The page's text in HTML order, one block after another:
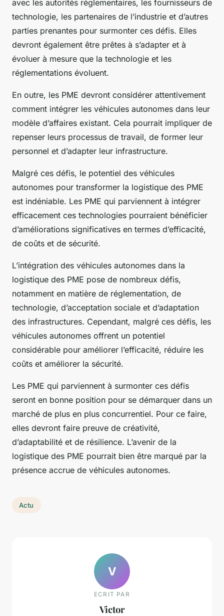
avec les autorités réglementaires, les fournisseurs de
technologie, les partenaires de l’industrie et d’autres
parties prenantes pour surmonter ces défis. Elles
devront également être prêtes à s’adapter et à
évoluer à mesure que la technologie et les
réglementations évoluent.
En outre, les PME devront considérer attentivement
comment intégrer les véhicules autonomes dans leur
modèle d’affaires existant. Cela pourrait impliquer de
repenser leurs processus de travail, de former leur
personnel et d’adapter leur infrastructure.
Malgré ces défis, le potentiel des véhicules
autonomes pour transformer la logistique des PME
est indéniable. Les PME qui parviennent à intégrer
efficacement ces technologies pourraient bénéficier
d’améliorations significatives en termes d’efficacité,
de coûts et de sécurité.
L’intégration des véhicules autonomes dans la
logistique des PME pose de nombreux défis,
notamment en matière de réglementation, de
technologie, d’acceptation sociale et d’adaptation
des infrastructures. Cependant, malgré ces défis, les
véhicules autonomes offrent un potentiel
considérable pour améliorer l’efficacité, réduire les
coûts et améliorer la sécurité.
Les PME qui parviennent à surmonter ces défis
seront en bonne position pour se démarquer dans un
marché de plus en plus concurrentiel. Pour ce faire,
elles devront faire preuve de créativité,
d’adaptabilité et de résilience. L’avenir de la
logistique des PME pourrait bien être marqué par la
présence accrue de véhicules autonomes.
Actu
V
ECRIT PAR
Victor